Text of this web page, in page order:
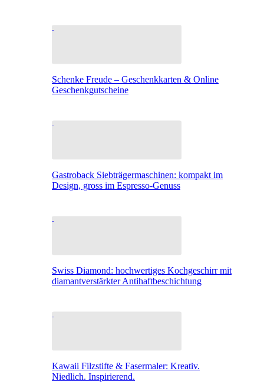
Schenke Freude – Geschenkkarten & Online
Geschenkgutscheine
Gastroback Siebträgermaschinen: kompakt im
Design, gross im Espresso-Genuss
Swiss Diamond: hochwertiges Kochgeschirr mit
diamantverstärkter Antihaftbeschichtung
Kawaii Filzstifte & Fasermaler: Kreativ.
Niedlich. Inspirierend.